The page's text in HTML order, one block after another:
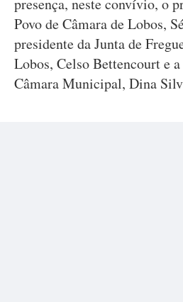
presença, neste convívio, o
Povo de Câmara de Lobos,
presidente da Junta de
Lobos, Celso Bettencourt e
Câmara Municipal, Dina